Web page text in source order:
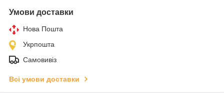
Умови доставки
Нова Пошта
Укрпошта
Самовивіз
Всі умови доставки